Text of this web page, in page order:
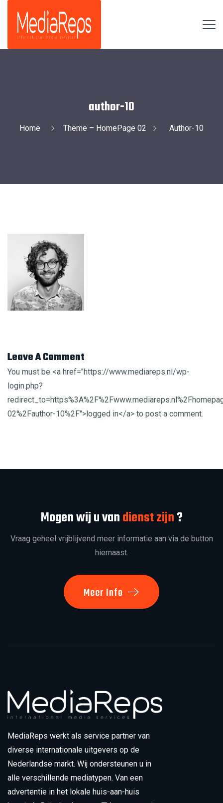
author-10
Home Theme – HomePage 02 Author-10
Leave A Comment
You must be <a href="https://www.mediareps.nl/wp-
login.php?
02%2Fauthor-10%2F">logged in</a> to post a comment.
Mogen wij u vandienst zijn?
Vraag geheel vrijblijvend meer informatie aan via de button
hiernaast.
Meer Info
MediaReps werkt als service partner van
diverse internationale uitgevers op de
Nederlandse markt. Wij ondersteunen u in
alle verschillende mediatypen. Van een
advertentie in het lokale huis-aan-huis